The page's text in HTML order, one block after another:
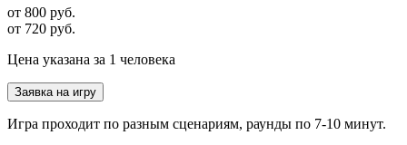
от 800 руб.
от 720 руб.
Цена указана за 1 человека
Заявка на игру
Игра проходит по разным сценариям, раунды по 7-10 минут.